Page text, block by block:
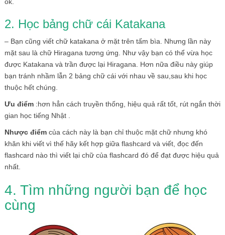
2. Học bảng chữ cái Katakana
– Bạn cũng viết chữ katakana ở mặt trên tấm bìa. Nhưng lần này
mặt sau là chữ Hiragana tương ứng. Như vậy bạn có thể vừa học
được Katakana và trần được lại Hiragana. Hơn nữa điều này giúp
bạn tránh nhầm lẫn 2 bảng chữ cái với nhau về sau,sau khi học
thuộc hết chúng.
Ưu điểm:hơn hẳn cách truyền thống, hiệu quả rất tốt, rút ngắn thời
gian học tiếng Nhật .
Nhược điểmcủa cách này là bạn chỉ thuộc mặt chữ nhưng khó
khăn khi viết vì thế hãy kết hợp giữa flashcard và viết, đọc đến
flashcard nào thì viết lại chữ của flashcard đó để đạt được hiệu quả
nhất.
4. Tìm những người bạn để học
cùng